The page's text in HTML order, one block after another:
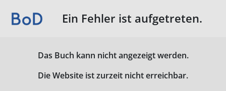
Ein Fehler ist aufgetreten.
Das Buch kann nicht angezeigt werden.
Die Website ist zurzeit nicht erreichbar.